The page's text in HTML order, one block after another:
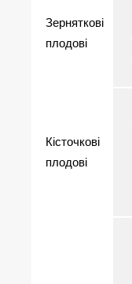
Зерняткові
плодові
Кісточкові
плодові